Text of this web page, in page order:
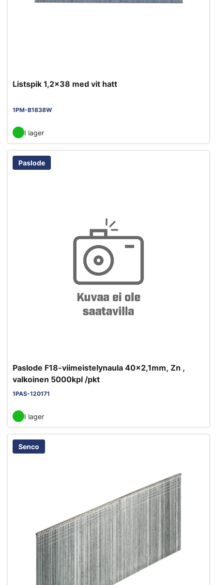
Listspik 1,2x38 med vit hatt
1PM-B1838W
I lager
Paslode
Paslode F18-viimeistelynaula 40x2,1mm, Zn ,
valkoinen 5000kpl /pkt
1PAS-120171
I lager
Senco